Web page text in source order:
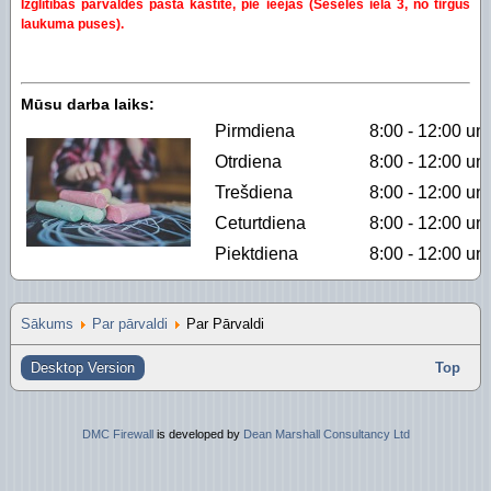
Piekļūstamības paziņojums Izglītības pārvalde
Digitālās plaisas mazināšana sociāli
Izglītības pārvaldes pasta kastītē, pie ieejas (Šēseles iela 3, no tirgus
laukuma puses).
Mūsu darba laiks:
Pirmdiena
8:00 - 12:00 un
Otrdiena
8:00 - 12:00 un
Trešdiena
8:00 - 12:00 un
Ceturtdiena
8:00 - 12:00 un
Piektdiena
8:00 - 12:00 un
Sākums Par pārvaldi Par Pārvaldi
Desktop Version Top
DMC Firewallis developed by Dean Marshall Consultancy Ltd